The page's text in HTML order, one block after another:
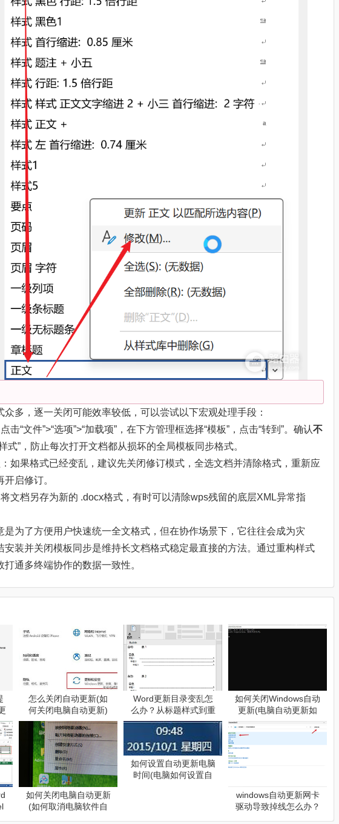
众多，逐一关闭可能效率较低，可以尝试以下宏观处理手段：
击“文件”>“选项”>“加载项”，在下方管理框选择“模板”，点击“转到”。确认不
式”，防止每次打开文档都从损坏的全局模板同步格式。
如果格式已经变乱，建议先关闭修订模式，全选文档并清除格式，重新应
启修订。
文档另存为新的 .docx格式，有时可以清除wps残留的底层XML异常指
是为了方便用户快速统一全文格式，但在协作场景下，它往往会成为灾
安装并关闭模板同步是维持长文档格式稳定最直接的方法。通过重构样式
通多终端协作的数据一致性。
怎么关闭自动更新(如
何关闭电脑自动更新)
Word更新目录变乱怎
么办？从标题样式到重
新生成的排查方法
如何关闭Windows自动
更新(电脑自动更新如
何关闭)
如何关闭电脑自动更新
(如何取消电脑软件自
如何设置自动更新电脑
时间(电脑如何设置自
windows自动更新网卡
驱动导致掉线怎么办？